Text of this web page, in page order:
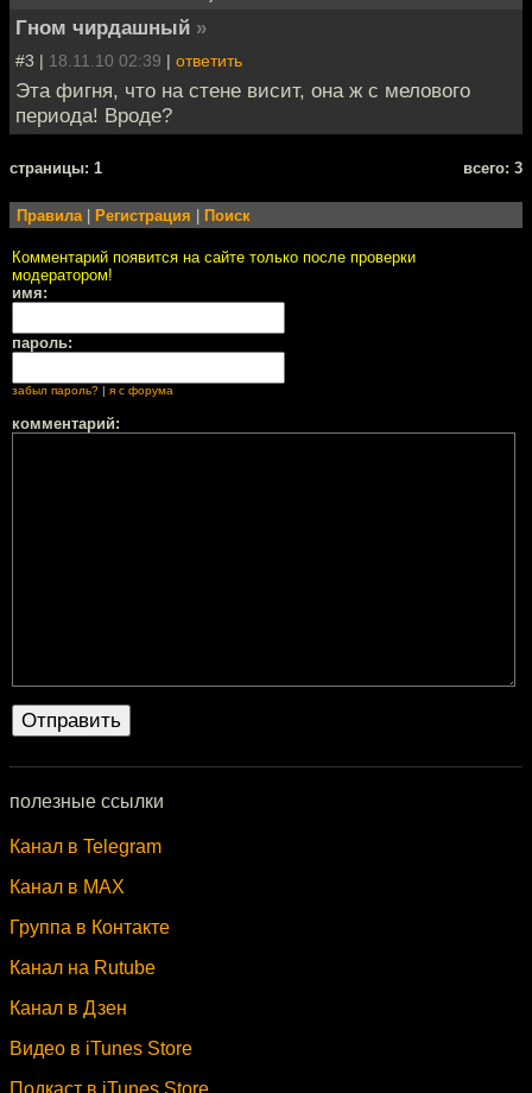
Гном чирдашный »
#3 | 18.11.10 02:39 | ответить
Эта фигня, что на стене висит, она ж с мелового
периода! Вроде?
cтраницы: 1 всего: 3
Правила Регистрация Поиск
Комментарий появится на сайте только после проверки
модератором!
имя:
пароль:
забыл пароль? | я с форума
комментарий:
полезные ссылки
Канал в Telegram
Канал в MAX
Группа в Контакте
Канал на Rutube
Канал в Дзен
Видео в iTunes Store
Подкаст в iTunes Store